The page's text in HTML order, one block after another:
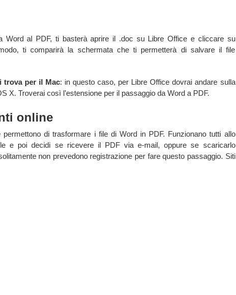
Word al PDF, ti basterà aprire il .doc su Libre Office e cliccare su
ti comparirà la schermata che ti permetterà di salvare il file
trova per il Mac: in questo caso, per Libre Office dovrai andare sulla
X. Troverai così l’estensione per il passaggio da Word a PDF.
online
di trasformare i file di Word in PDF. Funzionano tutti allo
e poi decidi se ricevere il PDF via e-mail, oppure se scaricarlo
non prevedono registrazione per fare questo passaggio. Siti